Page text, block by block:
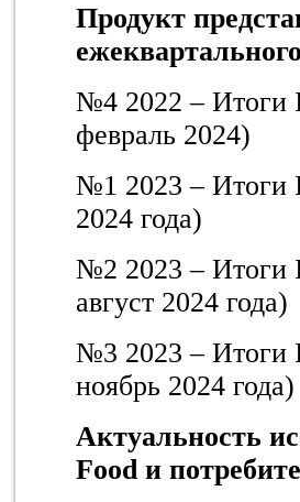
Продукт
№4 2022 – Итоги
февраль 2024)
№1 2023 – Итоги I
2024 года)
№2 2023 – Итоги
август 2024 года)
№3 2023 – Итоги
ноябрь 2024 года)
Актуальность
Food и